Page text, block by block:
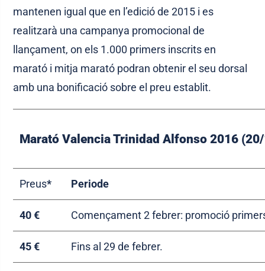
mantenen igual que en l’edició de 2015 i es
realitzarà una campanya promocional de
llançament, on els 1.000 primers inscrits en
marató i mitja marató podran obtenir el seu dorsal
amb una bonificació sobre el preu establit.
Marató Valencia Trinidad Alfonso 2016
Preus* Periode
40 € Començament 2 febrer: promoció
45 € Fins al 29 de febrer.